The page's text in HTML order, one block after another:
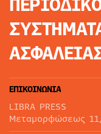
ΕΠΙΚΟΙΝΩΝΙΑ
LIBRA PRESS
Μεταμορφώσεως